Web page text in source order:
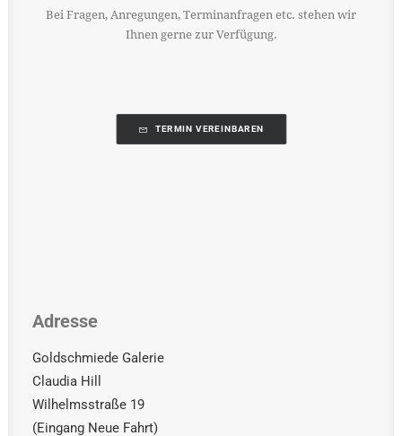
Bei Fragen, Anregungen, Terminanfragen etc. stehen wir
Ihnen gerne zur Verfügung.
TERMIN VEREINBAREN
Adresse
Goldschmiede Galerie
Claudia Hill
Wilhelmsstraße 19
(Eingang Neue Fahrt)